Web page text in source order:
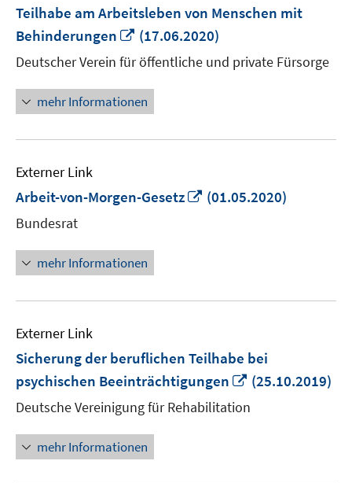
Teilhabe am Arbeitsleben von Menschen mit
Behinderungen
In
neuem
Fenster
öffnen
(17.06.2020)
Deutscher Verein für öffentliche und private Fürsorge
mehr Informationen
Externer Link
Arbeit-von-Morgen-Gesetz
In
(01.05.2020)
Bundesrat
mehr Informationen
Externer Link
Sicherung der beruflichen Teilhabe bei
psychischen Beeinträchtigungen
In
Fenster
(25.10.2019)
Deutsche Vereinigung für Rehabilitation
mehr Informationen